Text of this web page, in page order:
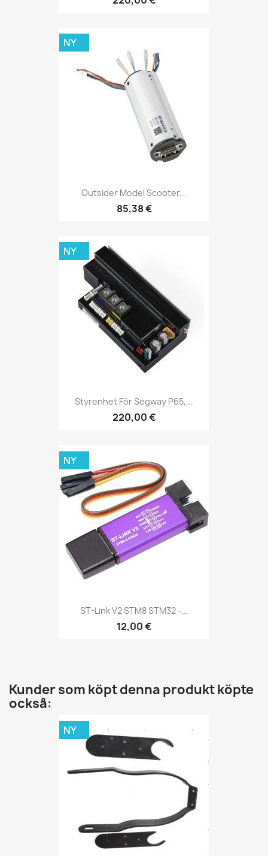
Outsider Model Scooter...
85,38 €
NY
Styrenhet För Segway P65,...
220,00 €
NY
ST-Link V2 STM8 STM32 -...
12,00 €
NY
Kunder som köpt denna produkt köpte
också:
NY